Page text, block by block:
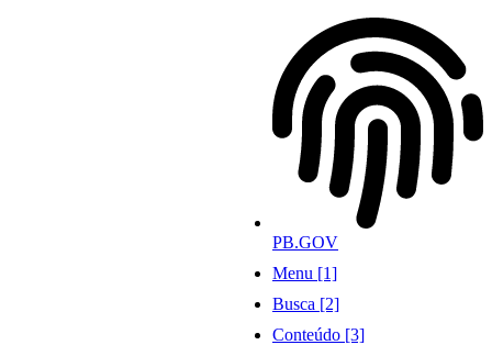
PB.GOV
Menu [1]
Busca [2]
Conteúdo [3]